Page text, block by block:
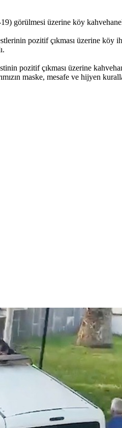
görülmesi üzerine köy
pozitif çıkması üzerine köy
pozitif çıkması üzerine
maske, mesafe ve hijyen